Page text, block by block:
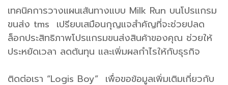
เทคนิคการวางแผนเส้นทางแบบ Milk Run บนโปรแกรม
ขนส่ง tms เปรียบเสมือนกุญแจสำคัญที่จะช่วยปลด
ล็อกประสิทธิภาพโปรแกรมขนส่งสินค้าของคุณ ช่วยให้
ประหยัดเวลา ลดต้นทุน และเพิ่มผลกำไรให้กับธุรกิจ
ติดต่อเรา “Logis Boy” เพื่อขอข้อมูลเพิ่มเติมเกี่ยวกับ